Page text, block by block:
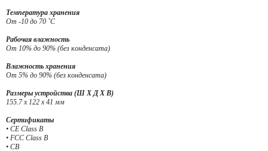
Температура хранения
От -10 до 70 ˚C
Рабочая влажность
От 10% до 90% (без конденсата)
Влажность хранения
От 5% до 90% (без конденсата)
Размеры устройства (Ш X Д X В)
155.7 x 122 x 41 мм
Сертификаты
• CE Class B
• FCC Class B
• CB